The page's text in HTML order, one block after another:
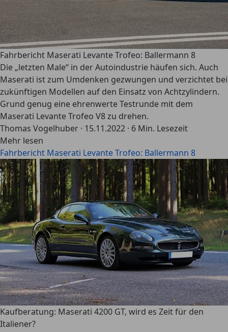
Fahrbericht Maserati Levante Trofeo: Ballermann 8
Die „letzten Male“ in der Autoindustrie häufen sich. Auch
Maserati ist zum Umdenken gezwungen und verzichtet bei
zukünftigen Modellen auf den Einsatz von Achtzylindern.
Grund genug eine ehrenwerte Testrunde mit dem
Maserati Levante Trofeo V8 zu drehen.
Thomas Vogelhuber · 15.11.2022 · 6 Min. Lesezeit
Mehr lesen
Fahrbericht Maserati Levante Trofeo: Ballermann 8
Kaufberatung: Maserati 4200 GT, wird es Zeit für den
Italiener?